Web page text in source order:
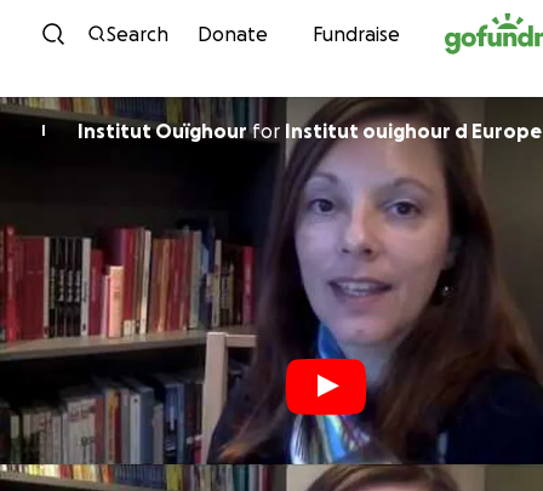
Skip to content
Search Donate Fundraise
I Institut Ouïghourfor Institut ouighour d Europe